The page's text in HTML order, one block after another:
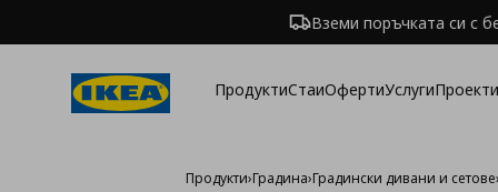
Вземи поръчката си с
ПродуктиСтаиОфертиУслуги
Продукти›Градина›Градински дивани и сетове›